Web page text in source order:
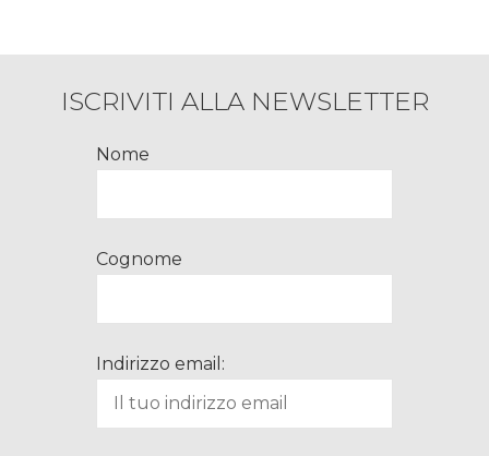
ISCRIVITI ALLA NEWSLETTER
Nome
Cognome
Indirizzo email: